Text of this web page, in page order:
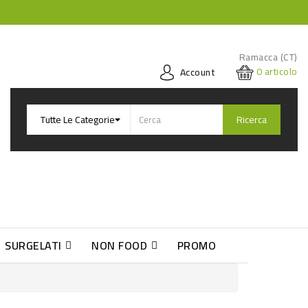
Ramacca (CT)
Account
0articolo
Ricerca
SURGELATI NON FOOD PROMO